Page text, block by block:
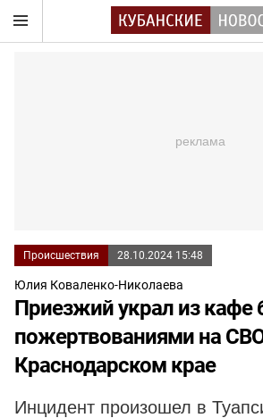
Происшествия 28.10.2024 15:48
Юлия Коваленко-Николаева
Приезжий украл из кафе
пожертвованиями на
Краснодарском крае
Инцидент произошел в